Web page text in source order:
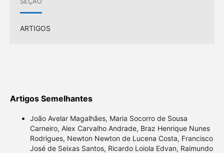
ARTIGOS
Artigos Semelhantes
João Avelar Magalhães, Maria Socorro de Sousa
Carneiro, Alex Carvalho Andrade, Braz Henrique Nunes
Rodrigues, Newton Newton de Lucena Costa, Francisco
José de Seixas Santos, Ricardo Loiola Edvan, Raimundo